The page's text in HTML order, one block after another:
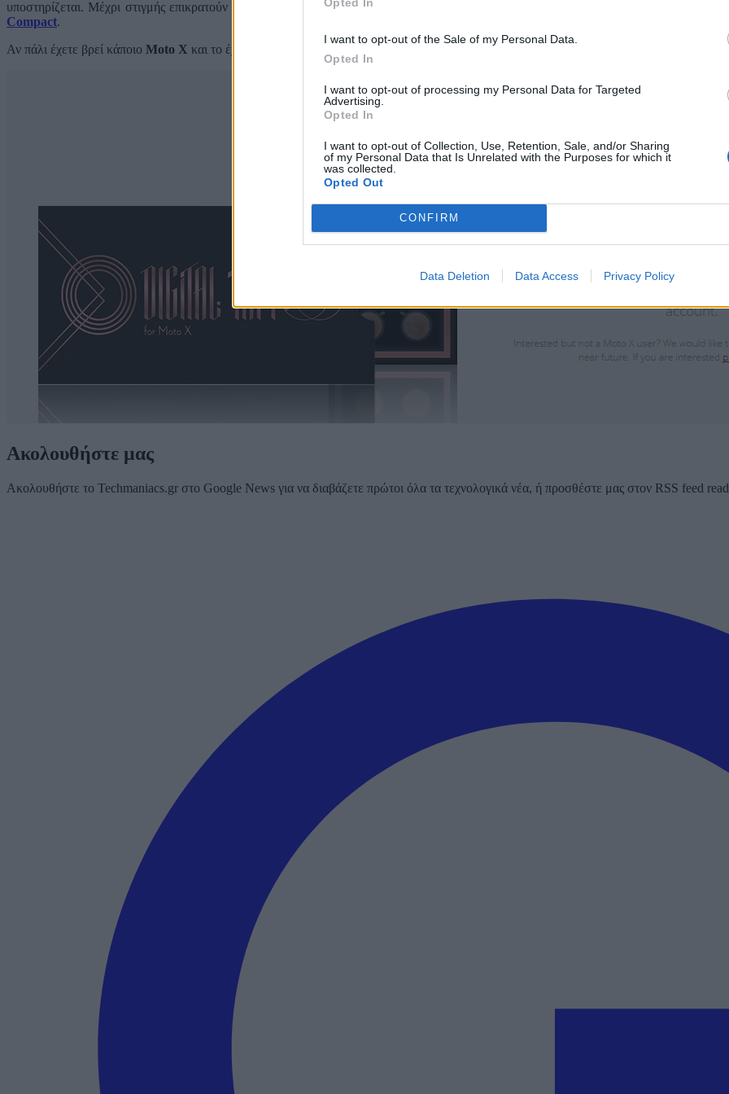
I want to opt-out of the Sale of my Personal Data.
Opted In
I want to opt-out of processing my Personal Data for Targeted
Advertising.
Opted In
I want to opt-out of Collection, Use, Retention, Sale, and/or Sharing
of my Personal Data that Is Unrelated with the Purposes for which it
was collected.
Opted Out
CONFIRM
Data Deletion Data Access Privacy Policy
υποστηρίζεται. Μέχρι στιγμής επικρατούν τα
HTC One M8,Lenovo A369i
Compact.
Αν πάλι έχετε βρεί κάποιο Moto X και το έχετε κάνει δικό σας, τα τατουάζ θα τα βρείτε
Ακολουθήστε μας
Ακολουθήστε το Techmaniacs.gr στο Google News για να διαβάζετε πρώτοι όλα τα τεχνολογικά νέα, ή προσθέστε μας στον RSS feed